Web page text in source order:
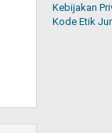
Kebijakan
Kode Etik